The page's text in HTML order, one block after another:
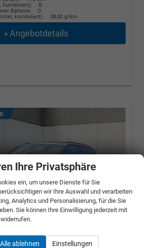
kombiniert):
B
Batterie:
D
kombiniert): 38,00 g/km
» Angebotdetails
Ihre Privatsphäre
ein, um unsere Dienste für Sie
wir Ihre Auswahl und verarbeiten
Analytics und Personalisierung, für die Sie
Sie können Ihre Einwilligung jederzeit mit
Alle ablehnen Einstellungen